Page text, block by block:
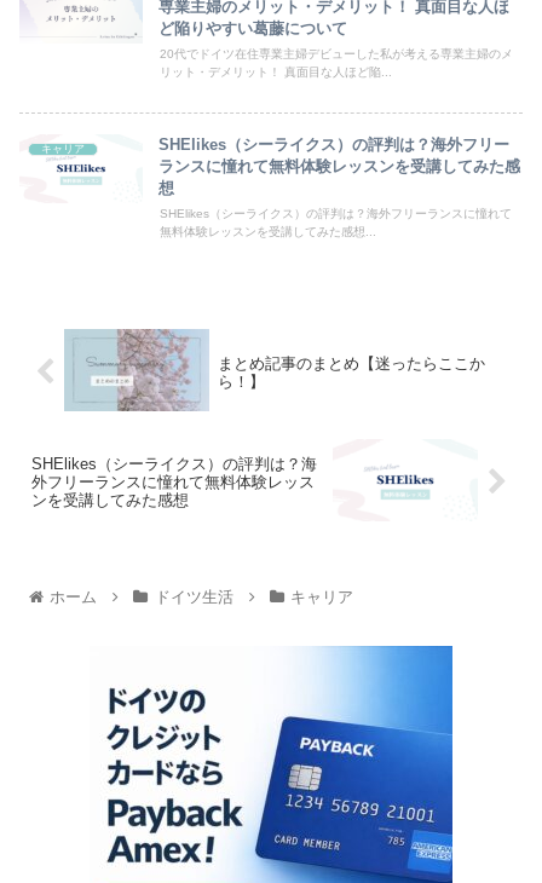
専業主婦のメリット・デメリット！ 真面目な人ほ
ど陥りやすい葛藤について
20代でドイツ在住専業主婦デビューした私が考える専業主婦のメ
リット・デメリット！ 真面目な人ほど陥...
キャリア
SHElikes（シーライクス）の評判は？海外フリー
ランスに憧れて無料体験レッスンを受講してみた感
想
SHElikes（シーライクス）の評判は？海外フリーランスに憧れて
無料体験レッスンを受講してみた感想...
まとめ記事のまとめ【迷ったらここか
ら！】
SHElikes（シーライクス）の評判は？海
外フリーランスに憧れて無料体験レッス
ンを受講してみた感想
ホーム ドイツ生活 キャリア